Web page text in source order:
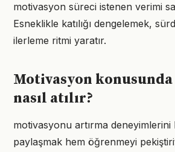
motivasyon süreci istenen verimi
Esneklikle katılığı dengelemek,
ilerleme ritmi yaratır.
Motivasyon
nasıl atılır?
motivasyonu artırma deneyimlerini
paylaşmak hem öğrenmeyi